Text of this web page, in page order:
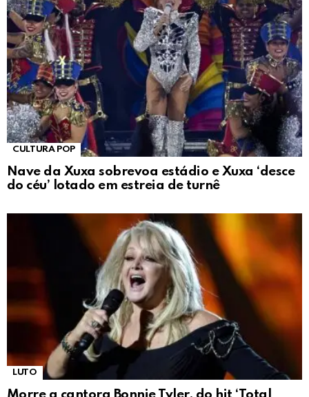
CULTURA POP
Nave da Xuxa sobrevoa estádio e Xuxa ‘desce
do céu’ lotado em estreia de turnê
LUTO